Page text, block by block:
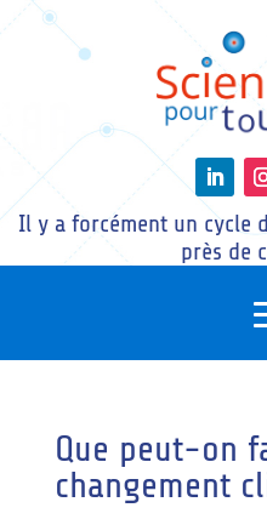
Il y a forcément un cycle
près de
Que peut-on
changement